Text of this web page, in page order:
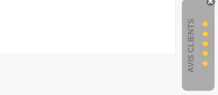
AVIS CLIENTS